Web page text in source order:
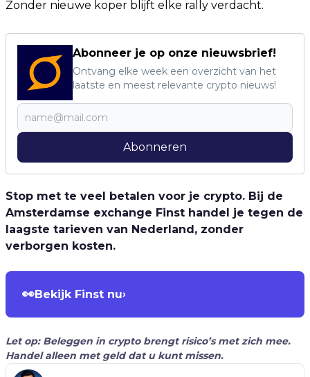
Zonder nieuwe koper blijft elke rally verdacht.
Abonneer je op onze nieuwsbrief!
Ontvang elke week een overzicht van het
laatste en meest relevante crypto nieuws!
Abonneren
Stop met te veel betalen voor je crypto. Bij de
Amsterdamse exchange Finst handel je tegen de
laagste tarieven van Nederland, zonder
verborgen kosten.
👀Bekijk Finst nu›
Let op: Beleggen in crypto brengt risico’s met zich mee.
Handel alleen met geld dat u kunt missen.